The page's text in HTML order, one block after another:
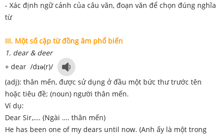
- Xác định ngữ cảnh của câu văn, đoạn văn để chọn đúng nghĩa
từ
III. Một số cặp từ đồng âm phổ biến
1. dear & deer
+ dear /dɪə(r)/
(adj): thân mến, được sử dụng ở đầu một bức thư trước tên
hoặc tiêu đề; (noun) người thân mến.
Ví dụ:
Dear Sir,…. (Ngài …. thân mến)
He has been one of my dears until now. (Anh ấy là một trong